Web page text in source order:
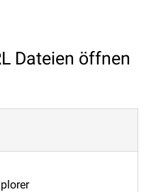
Dateien öffnen